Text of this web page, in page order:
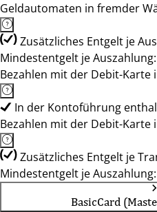
Geldautomaten in fremder
Zusätzliches Entgelt je
Mindestentgelt je
Bezahlen mit der Debit-Karte
In der Kontoführung
Bezahlen mit der Debit-
Zusätzliches Entgelt je
Mindestentgelt je
BasicCard